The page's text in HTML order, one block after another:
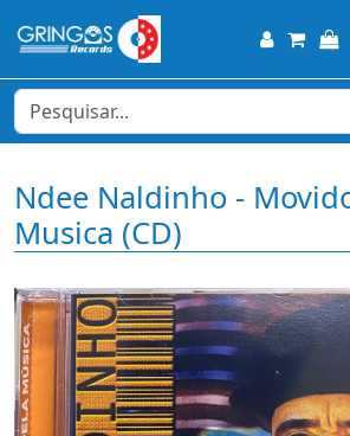
Ndee Naldinho -
Musica (CD)